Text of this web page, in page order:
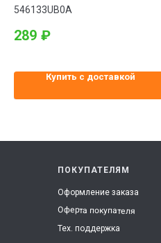
546133UB0A
289 ₽
Купить с доставкой
ПОКУПАТЕЛЯМ
Тех. поддержка
Оферта покупателя
Оформление заказа